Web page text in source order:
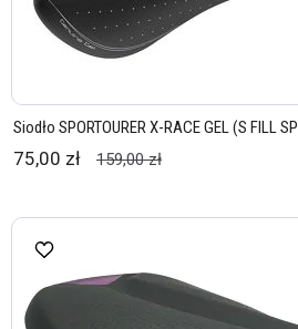
Siodło SPORTOURER X-RACE GEL (S FILL
75,00 zł 159,00 zł